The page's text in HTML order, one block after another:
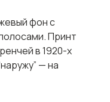
фон с
Принт
в 1920-х
— на